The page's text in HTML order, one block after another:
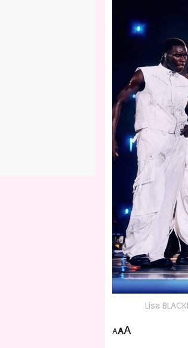
Lisa
AAA